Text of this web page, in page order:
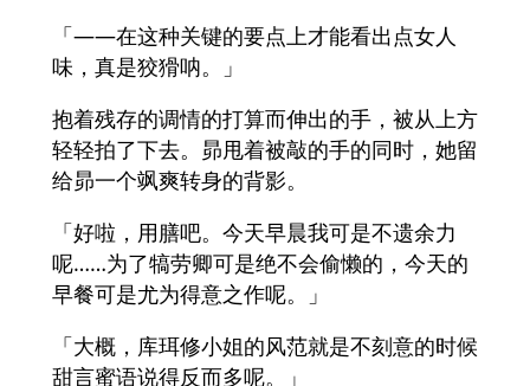
「――在这种关键的要点上才能看出点女人
味，真是狡猾呐。」
抱着残存的调情的打算而伸出的手，被从上方
轻轻拍了下去。昴甩着被敲的手的同时，她留
给昴一个飒爽转身的背影。
「好啦，用膳吧。今天早晨我可是不遗余力
呢……为了犒劳卿可是绝不会偷懒的，今天的
早餐可是尤为得意之作呢。」
「大概，库珥修小姐的风范就是不刻意的时候
甜言蜜语说得反而多呢。」